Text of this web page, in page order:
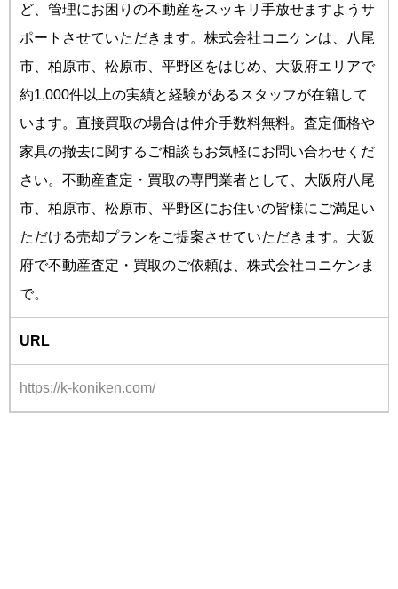
ど、管理にお困りの不動産をスッキリ手放せますようサ
ポートさせていただきます。株式会社コニケンは、八尾
市、柏原市、松原市、平野区をはじめ、大阪府エリアで
約1,000件以上の実績と経験があるスタッフが在籍して
います。直接買取の場合は仲介手数料無料。査定価格や
家具の撤去に関するご相談もお気軽にお問い合わせくだ
さい。不動産査定・買取の専門業者として、大阪府八尾
市、柏原市、松原市、平野区にお住いの皆様にご満足い
ただける売却プランをご提案させていただきます。大阪
府で不動産査定・買取のご依頼は、株式会社コニケンま
で。
URL
https://k-koniken.com/